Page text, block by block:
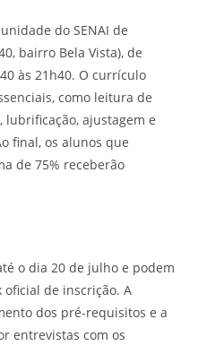
do SENAI de
bairro Bela Vista), de
às 21h40. O currículo
como leitura de
lubrificação, ajustagem e
final, os alunos que
de 75% receberão
o dia 20 de julho e podem
de inscrição. A
dos pré-requisitos e a
entrevistas com os